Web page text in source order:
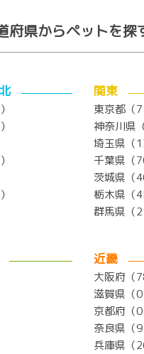
府県からペットを探
関東
東京都（
神奈川県
埼玉県（
千葉県（
茨城県（
栃木県（
群馬県（
近畿
大阪府（
滋賀県（0
京都府（0
奈良県（9
兵庫県（